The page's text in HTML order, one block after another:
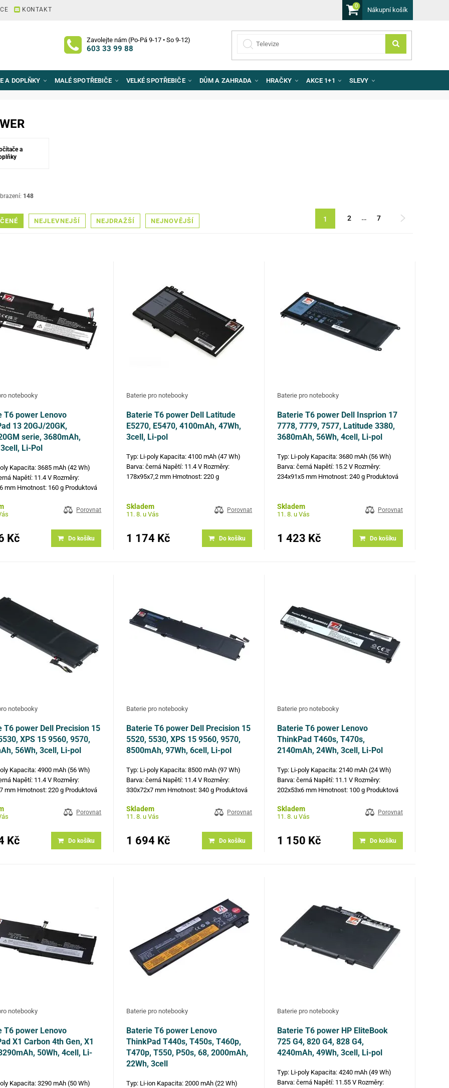
Zavolejte nám (Po-Pá 9-17 • So 9-12)
603 33 99 88
KONTAKT
0
Nákupní košík
A DOPLŇKY MALÉ SPOTŘEBIČE VELKÉ SPOTŘEBIČE DŮM A ZAHRADA HRAČKY AKCE 1+1 SLEVY
a
148
NEJLEVNEJŠÍ NEJDRAŽŠÍ NEJNOVĚJŠÍ 1 2 … 7
notebooky
T6 power Lenovo
13 20GJ/20GK,
serie, 3680mAh,
Li-Pol
Kapacita: 3685 mAh (42 Wh)
Napětí: 11.4 V Rozměry:
mm Hmotnost: 160 g Produktová
SB10J78998 Kompatibilní
ThinkPad 13 20GJ serie,
Porovnat
Kč Do košíku
Baterie pro notebooky
Baterie T6 power Dell Latitude
E5270, E5470, 4100mAh, 47Wh,
3cell, Li-pol
Typ: Li-poly Kapacita: 4100 mAh (47 Wh)
Barva: černá Napětí: 11.4 V Rozměry:
178x95x7,2 mm Hmotnost: 220 g
Kompatibilní modely: Dell Latitude E5270,
Dell Latitude…
Skladem
11. 8. u Vás
Porovnat
1 174 Kč Do košíku
Baterie pro notebooky
Baterie T6 power Dell Insprion 17
7778, 7779, 7577, Latitude 3380,
3680mAh, 56Wh, 4cell, Li-pol
Typ: Li-poly Kapacita: 3680 mAh (56 Wh)
Barva: černá Napětí: 15.2 V Rozměry:
234x91x5 mm Hmotnost: 240 g Produktová
Kompatibilní modely: Dell Inspiron 15 7573,
…
Skladem
11. 8. u Vás
Porovnat
1 423 Kč Do košíku
notebooky
T6 power Dell Precision 15
XPS 15 9560, 9570,
56Wh, 3cell, Li-pol
Kapacita: 4900 mAh (56 Wh)
Napětí: 11.4 V Rozměry:
mm Hmotnost: 220 g Produktová
451-BBYB Kompatibilní
XPS 15 9560, Dell XPS 15 9570,
Porovnat
Kč Do košíku
Baterie pro notebooky
Baterie T6 power Dell Precision 15
5520, 5530, XPS 15 9560, 9570,
8500mAh, 97Wh, 6cell, Li-pol
Typ: Li-poly Kapacita: 8500 mAh (97 Wh)
Barva: černá Napětí: 11.4 V Rozměry:
330x72x7 mm Hmotnost: 340 g Produktová
5XJ28 Kompatibilní modely: Dell XPS 15
9560, Dell XPS 15 9570, Dell…
Skladem
11. 8. u Vás
Porovnat
1 694 Kč Do košíku
Baterie pro notebooky
Baterie T6 power Lenovo
ThinkPad T460s, T470s,
2140mAh, 24Wh, 3cell, Li-Pol
Typ: Li-poly Kapacita: 2140 mAh (24 Wh)
Barva: černá Napětí: 11.1 V Rozměry:
202x53x6 mm Hmotnost: 100 g Produktová
SB10F46461 Kompatibilní modely: Lenovo
ThinkPad T460s, Lenovo ThinkPad T470S,…
Skladem
11. 8. u Vás
Porovnat
1 150 Kč Do košíku
notebooky
T6 power Lenovo
X1 Carbon 4th Gen, X1
50Wh, 4cell, Li-
Kapacita: 3290 mAh (50 Wh)
Baterie pro notebooky
Baterie T6 power Lenovo
ThinkPad T440s, T450s, T460p,
T470p, T550, P50s, 68, 2000mAh,
22Wh, 3cell
Typ: Li-ion Kapacita: 2000 mAh (22 Wh)
Baterie pro notebooky
Baterie T6 power HP EliteBook
725 G4, 820 G4, 828 G4,
4240mAh, 49Wh, 3cell, Li-pol
Typ: Li-poly Kapacita: 4240 mAh (49 Wh)
Barva: černá Napětí: 11.55 V Rozměry: